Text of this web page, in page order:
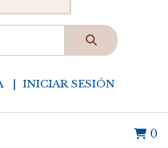
INICIAR SESIÓN
0